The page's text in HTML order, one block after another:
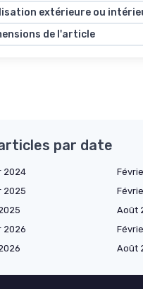
extérieure ou
de l'article
par date
2024
2025
Août
2026
Août